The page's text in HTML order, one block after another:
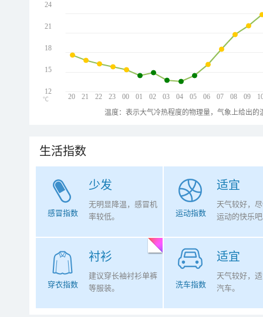
20 21 22 23 00 01 02 03 04 05 06 07 08 09
24
21
18
15
12
℃
温度：表示大气冷热程度的物理量，气象上给出
生活指数
少发
感冒指数
无明显降温，感冒机
率较低。
适宜
运动指数
天气较好，
运动的快乐
衬衫
穿衣指数
建议穿长袖衬衫单裤
等服装。
适宜
洗车指数
天气较好，
汽车。